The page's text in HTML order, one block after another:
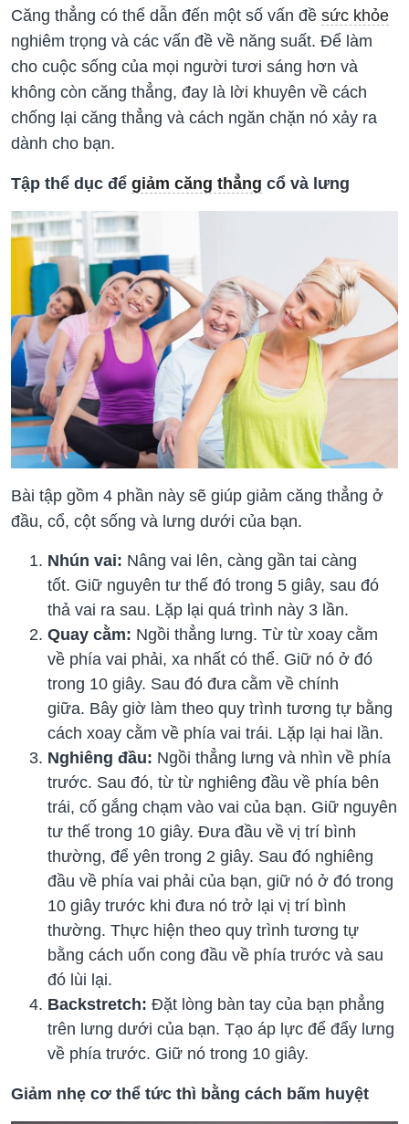
Căng thẳng có thể dẫn đến một số vấn đề sức khỏe
nghiêm trọng và các vấn đề về năng suất. Để làm
cho cuộc sống của mọi người tươi sáng hơn và
không còn căng thẳng, đay là lời khuyên về cách
chống lại căng thẳng và cách ngăn chặn nó xảy ra
dành cho bạn.
Tập thể dục để giảm căng thẳng cổ và lưng
Bài tập gồm 4 phần này sẽ giúp giảm căng thẳng ở
đầu, cổ, cột sống và lưng dưới của bạn.
Nhún vai: Nâng vai lên, càng gần tai càng
tốt. Giữ nguyên tư thế đó trong 5 giây, sau đó
thả vai ra sau. Lặp lại quá trình này 3 lần.
Quay cằm: Ngồi thẳng lưng. Từ từ xoay cằm
về phía vai phải, xa nhất có thể. Giữ nó ở đó
trong 10 giây. Sau đó đưa cằm về chính
giữa. Bây giờ làm theo quy trình tương tự bằng
cách xoay cằm về phía vai trái. Lặp lại hai lần.
Nghiêng đầu: Ngồi thẳng lưng và nhìn về phía
trước. Sau đó, từ từ nghiêng đầu về phía bên
trái, cố gắng chạm vào vai của bạn. Giữ nguyên
tư thế trong 10 giây. Đưa đầu về vị trí bình
thường, để yên trong 2 giây. Sau đó nghiêng
đầu về phía vai phải của bạn, giữ nó ở đó trong
10 giây trước khi đưa nó trở lại vị trí bình
thường. Thực hiện theo quy trình tương tự
bằng cách uốn cong đầu về phía trước và sau
đó lùi lại.
Backstretch: Đặt lòng bàn tay của bạn phẳng
trên lưng dưới của bạn. Tạo áp lực để đẩy lưng
về phía trước. Giữ nó trong 10 giây.
Giảm nhẹ cơ thể tức thì bằng cách bấm huyệt